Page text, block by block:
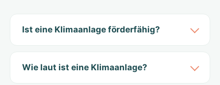
Ist eine Klimaanlage förderfähig?
Wie laut ist eine Klimaanlage?